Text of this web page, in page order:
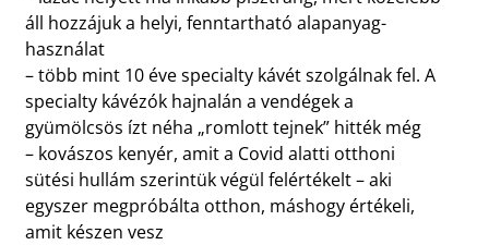
áll hozzájuk a helyi, fenntartható alapanyag-
használat
– több mint 10 éve specialty kávét szolgálnak fel. A
specialty kávézók hajnalán a vendégek a
gyümölcsös ízt néha „romlott tejnek” hitték még
– kovászos kenyér, amit a Covid alatti otthoni
sütési hullám szerintük végül felértékelt – aki
egyszer megpróbálta otthon, máshogy értékeli,
amit készen vesz